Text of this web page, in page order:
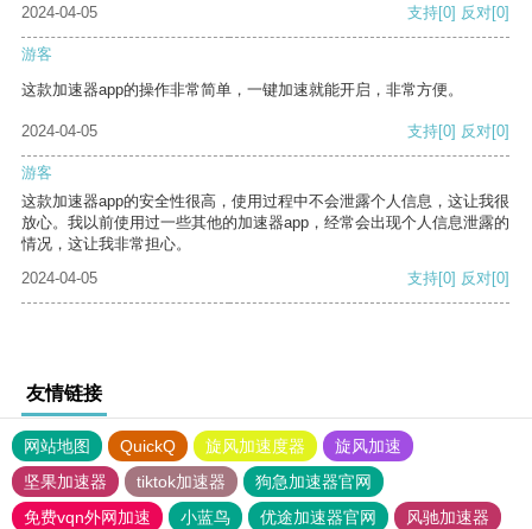
2024-04-05
支持[0] 反对[0]
游客
这款加速器app的操作非常简单，一键加速就能开启，非常方便。
2024-04-05 支持[0] 反对[0]
游客
这款加速器app的安全性很高，使用过程中不会泄露个人信息，这让我很
放心。我以前使用过一些其他的加速器app，经常会出现个人信息泄露的
情况，这让我非常担心。
2024-04-05
支持[0] 反对[0]
友情链接
网站地图 QuickQ 旋风加速度器
旋风加速
坚果加速器
tiktok加速器
狗急加速器官网
免费vqn外网加速
小蓝鸟 优途加速器官网
风驰加速器